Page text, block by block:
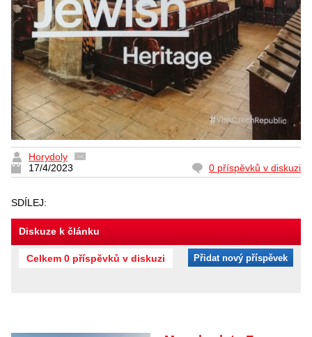
Horydoly
17/4/2023
0 příspěvků v diskuzi
SDÍLEJ:
Diskuze k článku
Celkem 0 příspěvků v diskuzi Přidat nový příspěvek